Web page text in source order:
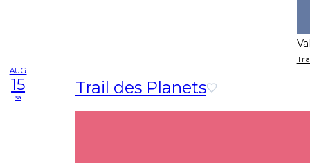
AUG
15
sa Trail des Planets